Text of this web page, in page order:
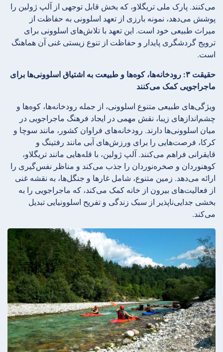
می‌کنند. پارک ملی تریگلاو، که بخش قابل توجهی از آلپ ژولین را
پوشش می‌دهد، نمونه بارزی از تعهد اسلوونی به حفاظت از
میراث طبیعی خود است. این تعهد با تلاش‌های اسلوونی برای
ترویج گردشگری پایدار و حفاظت از تنوع زیستی غنی آن هماهنگ
است.
حقیقت ۳: رودخانه‌ها، کوه‌ها و طبیعت به اشتیاق اسلوونی‌ها برای
ماجراجویی کمک می‌کنند
ویژگی‌های طبیعی متنوع اسلوونی، از جمله رودخانه‌ها، کوه‌ها و
چشم‌اندازهای زیبا، نقش مهمی در ایجاد فرهنگ ماجراجویی در
میان اسلوونی‌ها دارند. رودخانه‌های فراوان کشور، مانند سوچا و
کرکا، فرصت‌هایی را برای ورزش‌های آبی مانند رفتینگ و
قایقرانی فراهم می‌کنند. آلپ ژولین، با قله‌هایی مانند تریگلاو،
کوهنوردان و صخره‌نوردان را جذب می‌کند و مناظر نفس‌گیری را
ارائه می‌دهد. زمین متنوع، شامل غارها و جنگل‌ها، به نقشه غنی
از فعالیت‌های بیرون از خانه کمک می‌کند، که ماجراجویی را به
بخشی جدایی‌ناپذیر از سبک زندگی و تفریح اسلوونیایی تبدیل
می‌کند.